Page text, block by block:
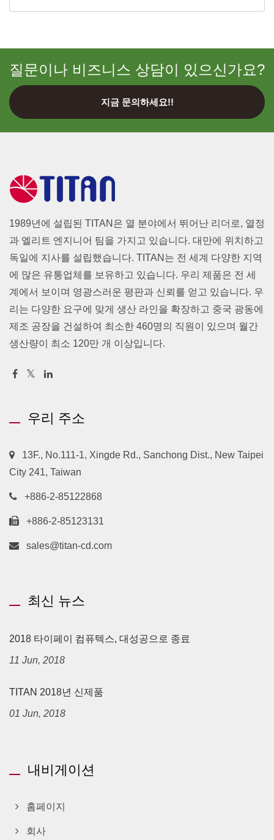
질문이나 비즈니스 상담이 있으신가요?
지금 문의하세요!!
1989년에 설립된 TITAN은 열 분야에서 뛰어난 리더로, 열정
과 엘리트 엔지니어 팀을 가지고 있습니다. 대만에 위치하고
독일에 지사를 설립했습니다. TITAN는 전 세계 다양한 지역
에 많은 유통업체를 보유하고 있습니다. 우리 제품은 전 세
계에서 보이며 영광스러운 평판과 신뢰를 얻고 있습니다. 우
리는 다양한 요구에 맞게 생산 라인을 확장하고 중국 광동에
제조 공장을 건설하여 최소한 460명의 직원이 있으며 월간
생산량이 최소 120만 개 이상입니다.
우리 주소
13F., No.111-1, Xingde Rd., Sanchong Dist., New Taipei
City 241, Taiwan
+886-2-85122868
+886-2-85123131
sales@titan-cd.com
최신 뉴스
2018 타이페이 컴퓨텍스, 대성공으로 종료
11 Jun, 2018
TITAN 2018년 신제품
01 Jun, 2018
내비게이션
홈페이지
회사